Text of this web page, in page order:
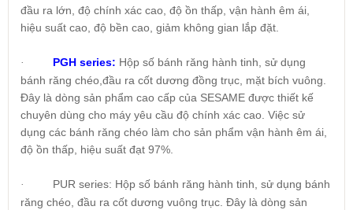
đầu ra lớn, độ chính xác cao, độ ồn thấp, vận hành êm ái,
hiệu suất cao, độ bền cao, giảm không gian lắp đặt.
· PGH series: Hộp số bánh răng hành tinh, sử dụng
bánh răng chéo,đầu ra cốt dương đồng trục, mặt bích vuông.
Đây là dòng sản phẩm cao cấp của SESAME được thiết kế
chuyên dùng cho máy yêu cầu độ chính xác cao. Việc sử
dụng các bánh răng chéo làm cho sản phẩm vận hành êm ái,
độ ồn thấp, hiệu suất đạt 97%.
· PUR series: Hộp số bánh răng hành tinh, sử dụng bánh
răng chéo, đầu ra cốt dương vuông trục. Đây là dòng sản